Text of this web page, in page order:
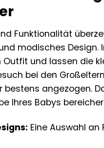
Funktionalität
modisches Design.
und lassen die
bei den
bestens angezogen.
Ihres Babys
Eine Auswahl